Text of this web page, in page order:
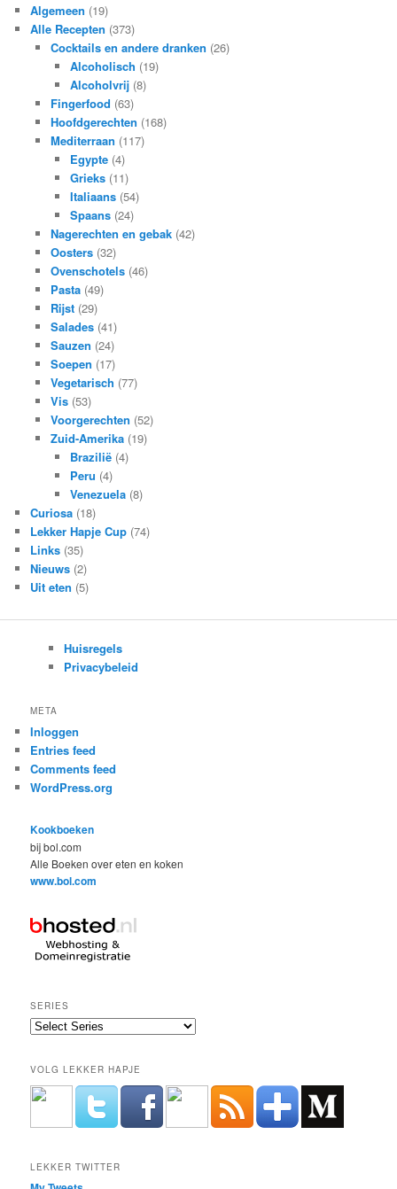
Algemeen (19)
Alle Recepten (373)
Cocktails en andere dranken (26)
Alcoholisch (19)
Alcoholvrij (8)
Fingerfood (63)
Hoofdgerechten (168)
Mediterraan (117)
Egypte (4)
Grieks (11)
Italiaans (54)
Spaans (24)
Nagerechten en gebak(42)
Oosters(32)
Ovenschotels(46)
Pasta(49)
Rijst(29)
Salades(41)
Sauzen (24)
Soepen (17)
Vegetarisch (77)
Vis(53)
Voorgerechten (52)
Zuid-Amerika(19)
Brazilië (4)
Peru (4)
Venezuela (8)
Curiosa (18)
Lekker Hapje Cup (74)
Links (35)
Nieuws (2)
Uit eten (5)
Huisregels
Privacybeleid
META
Inloggen
Entries feed
Comments feed
WordPress.org
Kookboeken
bij bol.com
Alle Boeken over eten en koken
www.bol.com
SERIES
VOLG LEKKER HAPJE
LEKKER TWITTER